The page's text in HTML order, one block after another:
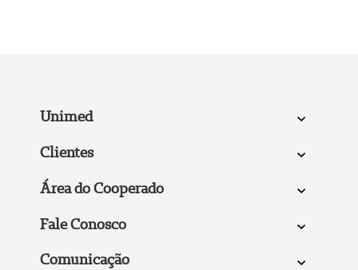
Unimed
Clientes
Área do Cooperado
Fale Conosco
Comunicação